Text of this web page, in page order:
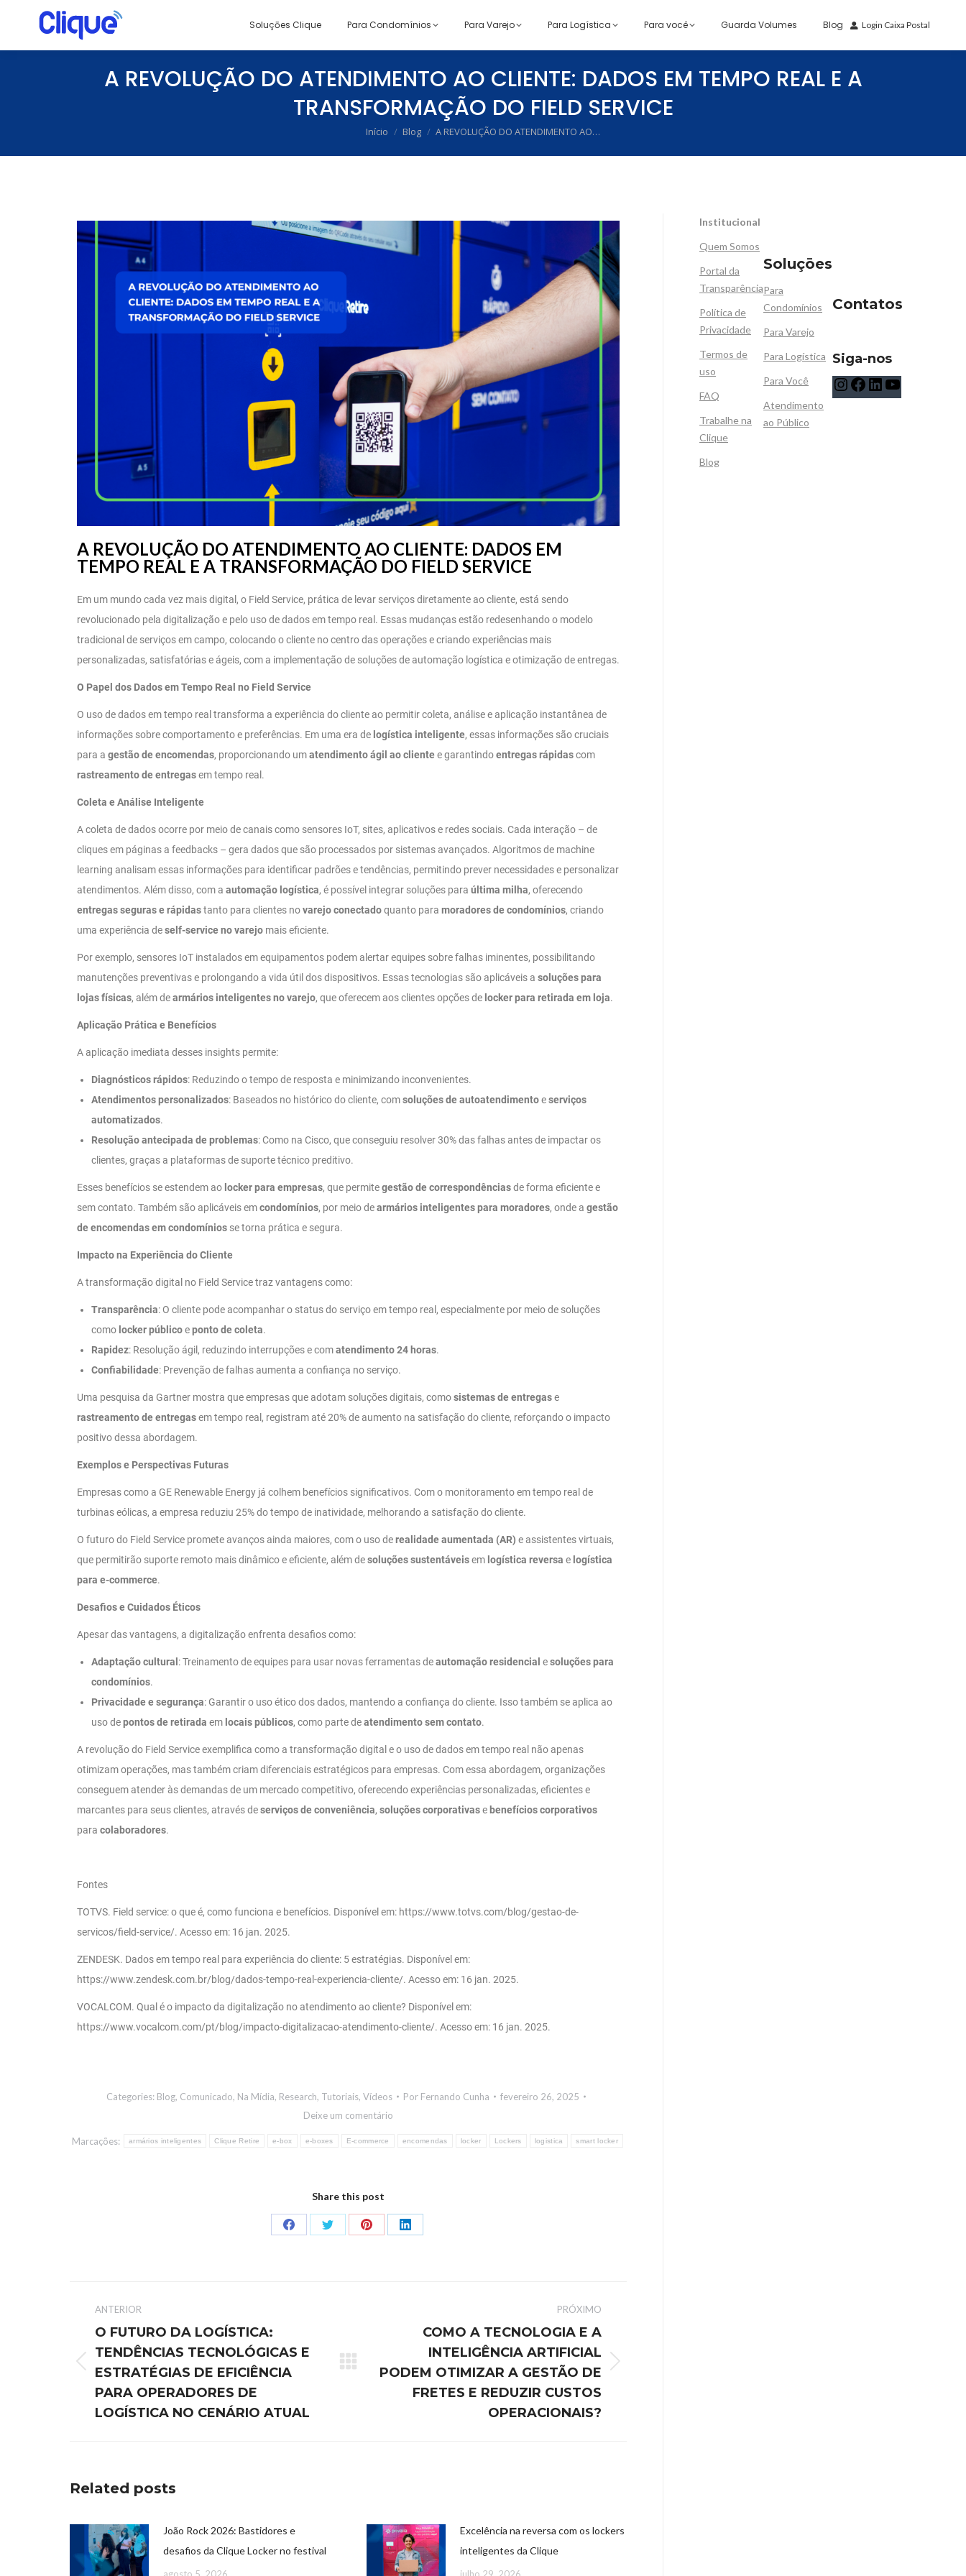
Soluçōes Clique Para Condomínios Para Varejo Para Logística Para você Guarda Volumes Blog Login Caixa Postal
A REVOLUÇÃO DO ATENDIMENTO AO CLIENTE: DADOS EM TEMPO REAL E A
TRANSFORMAÇÃO DO FIELD SERVICE
Você está aqui:
Início Blog A REVOLUÇÃO DO ATENDIMENTO AO…
A REVOLUÇÃO DO ATENDIMENTO AO CLIENTE: DADOS EM
TEMPO REAL E A TRANSFORMAÇÃO DO FIELD SERVICE
Em um mundo cada vez mais digital, o Field Service, prática de levar serviços diretamente ao cliente, está sendo
revolucionado pela digitalização e pelo uso de dados em tempo real. Essas mudanças estão redesenhando o modelo
tradicional de serviços em campo, colocando o cliente no centro das operações e criando experiências mais
personalizadas, satisfatórias e ágeis, com a implementação de soluções de automação logística e otimização de entregas.
O Papel dos Dados em Tempo Real no Field Service
O uso de dados em tempo real transforma a experiência do cliente ao permitir coleta, análise e aplicação instantânea de
informações sobre comportamento e preferências. Em uma era de logística inteligente, essas informações são cruciais
para a gestão de encomendas, proporcionando umatendimento ágil ao clientee garantindoentregas rápidascom
rastreamento de entregasem tempo real.
Coleta e Análise Inteligente
A coleta de dados ocorre por meio de canais como sensores IoT, sites, aplicativos e redes sociais. Cada interação – de
cliques em páginas a feedbacks – gera dados que são processados por sistemas avançados. Algoritmos de machine
learning analisam essas informações para identificar padrões e tendências, permitindo prever necessidades e personalizar
atendimentos. Além disso, com a automação logística, é possível integrar soluções para última milha, oferecendo
entregas seguras e rápidastanto para clientes novarejo conectadoquanto para moradores de condomínios, criando
uma experiência deself-service no varejo mais eficiente.
Por exemplo, sensores IoT instalados em equipamentos podem alertar equipes sobre falhas iminentes, possibilitando
manutenções preventivas e prolongando a vida útil dos dispositivos. Essas tecnologias são aplicáveis a soluções para
lojas físicas, além dearmários inteligentes no varejo, que oferecem aos clientes opções de locker para retirada em loja.
Aplicação Prática e Benefícios
A aplicação imediata desses insights permite:
Diagnósticos rápidos: Reduzindo o tempo de resposta e minimizando inconvenientes.
Atendimentos personalizados: Baseados no histórico do cliente, comsoluções de autoatendimentoeserviços
automatizados.
Resolução antecipada de problemas: Como na Cisco, que conseguiu resolver 30% das falhas antes de impactar os
clientes, graças a plataformas de suporte técnico preditivo.
Esses benefícios se estendem ao locker para empresas, que permitegestão de correspondênciasde forma eficiente e
sem contato. Também são aplicáveis emcondomínios, por meio dearmários inteligentes para moradores, onde a gestão
de encomendas em condomínios se torna prática e segura.
Impacto na Experiência do Cliente
A transformação digital no Field Service traz vantagens como:
Transparência: O cliente pode acompanhar o status do serviço em tempo real, especialmente por meio de soluções
como locker públicoeponto de coleta.
Rapidez: Resolução ágil, reduzindo interrupções e comatendimento 24 horas.
Confiabilidade: Prevenção de falhas aumenta a confiança no serviço.
Uma pesquisa da Gartner mostra que empresas que adotam soluções digitais, comosistemas de entregase
rastreamento de entregasem tempo real, registram até 20% de aumento na satisfação do cliente, reforçando o impacto
positivo dessa abordagem.
Exemplos e Perspectivas Futuras
Empresas como a GE Renewable Energy já colhem benefícios significativos. Com o monitoramento em tempo real de
turbinas eólicas, a empresa reduziu 25% do tempo de inatividade, melhorando a satisfação do cliente.
O futuro do Field Service promete avanços ainda maiores, com o uso derealidade aumentada (AR) e assistentes virtuais,
que permitirão suporte remoto mais dinâmico e eficiente, além desoluções sustentáveisem logística reversa e logística
para e-commerce.
Desafios e Cuidados Éticos
Apesar das vantagens, a digitalização enfrenta desafios como:
Adaptação cultural : Treinamento de equipes para usar novas ferramentas deautomação residencial esoluções para
condomínios.
Privacidade e segurança: Garantir o uso ético dos dados, mantendo a confiança do cliente. Isso também se aplica ao
uso depontos de retirada em locais públicos, como parte deatendimento sem contato.
A revolução do Field Service exemplifica como a transformação digital e o uso de dados em tempo real não apenas
otimizam operações, mas também criam diferenciais estratégicos para empresas. Com essa abordagem, organizações
conseguem atender às demandas de um mercado competitivo, oferecendo experiências personalizadas, eficientes e
marcantes para seus clientes, através deserviços de conveniência, soluções corporativase benefícios corporativos
para colaboradores.
Fontes
TOTVS. Field service: o que é, como funciona e benefícios. Disponível em: https://www.totvs.com/blog/gestao-de-
servicos/field-service/. Acesso em: 16 jan. 2025.
ZENDESK. Dados em tempo real para experiência do cliente: 5 estratégias. Disponível em:
https://www.zendesk.com.br/blog/dados-tempo-real-experiencia-cliente/. Acesso em: 16 jan. 2025.
VOCALCOM. Qual é o impacto da digitalização no atendimento ao cliente? Disponível em:
https://www.vocalcom.com/pt/blog/impacto-digitalizacao-atendimento-cliente/. Acesso em: 16 jan. 2025.
Categories: Blog, Comunicado, Na Mídia, Research, Tutoriais, Vídeos Por Fernando Cunha
fevereiro 26, 2025
Deixe um comentário
Marcações: armários inteligentes Clique Retire e-box e-boxes E-commerce encomendas locker Lockers logistica smart locker
Share this post
ANTERIOR
O FUTURO DA LOGÍSTICA:
TENDÊNCIAS TECNOLÓGICAS E
ESTRATÉGIAS DE EFICIÊNCIA
PARA OPERADORES DE
LOGÍSTICA NO CENÁRIO ATUAL
PRÓXIMO
COMO A TECNOLOGIA E A
INTELIGÊNCIA ARTIFICIAL
PODEM OTIMIZAR A GESTÃO DE
FRETES E REDUZIR CUSTOS
OPERACIONAIS?
Related posts
João Rock 2026: Bastidores e
desafios da Clique Locker no festival
agosto 5, 2026
Excelência na reversa com os lockers
inteligentes da Clique
julho 29, 2026
Institucional
Quem Somos
Portal da
Transparência
Política de
Privacidade
Termos de
uso
FAQ
Trabalhe na
Clique
Blog
Soluçōes
Para
Condomínios
Para Varejo
Para Logística
Para Você
Atendimento
ao Público
Contatos
Siga-nos